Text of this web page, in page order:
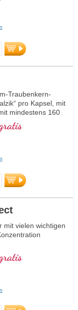
Traubenkern-
pro Kapsel, mit
mindestens 160
mit vielen wichtigen